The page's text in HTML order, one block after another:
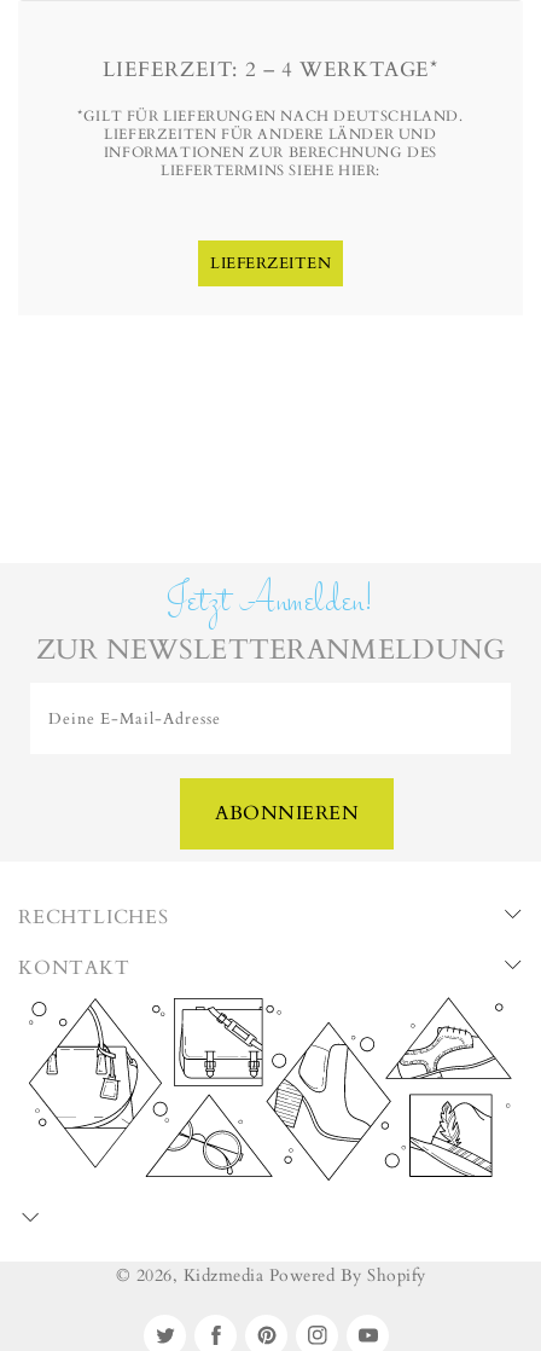
LIEFERZEIT: 2 – 4 WERKTAGE*
*GILT FÜR LIEFERUNGEN NACH DEUTSCHLAND.
LIEFERZEITEN FÜR ANDERE LÄNDER UND
INFORMATIONEN ZUR BERECHNUNG DES
LIEFERTERMINS SIEHE HIER:
LIEFERZEITEN
Jetzt Anmelden!
ZUR NEWSLETTERANMELDUNG
Deine E-Mail-Adresse
ABONNIEREN
RECHTLICHES
KONTAKT
© 2026, Kidzmedia Powered By Shopify